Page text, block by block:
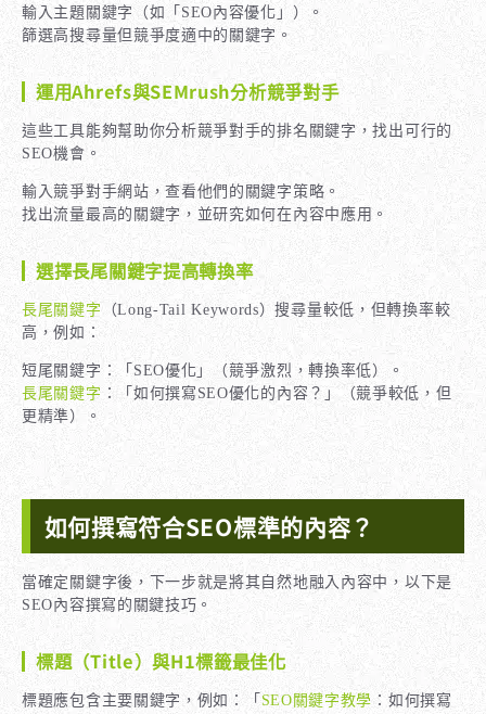
輸入主題關鍵字（如「SEO內容優化」）。
篩選高搜尋量但競爭度適中的關鍵字。
運用Ahrefs與SEMrush分析競爭對手
這些工具能夠幫助你分析競爭對手的排名關鍵字，找出可行的
SEO機會。
輸入競爭對手網站，查看他們的關鍵字策略。
找出流量最高的關鍵字，並研究如何在內容中應用。
選擇長尾關鍵字提高轉換率
長尾關鍵字 （Long-Tail Keywords）搜尋量較低，但轉換率較
高，例如：
短尾關鍵字：「SEO優化」（競爭激烈，轉換率低）。
長尾關鍵字 ：「如何撰寫SEO優化的內容？」（競爭較低，但
更精準）。
如何撰寫符合SEO標準的內容？
當確定關鍵字後，下一步就是將其自然地融入內容中，以下是
SEO內容撰寫的關鍵技巧。
標題（Title）與H1標籤最佳化
標題應包含主要關鍵字，例如：「 SEO關鍵字教學 ：如何撰寫